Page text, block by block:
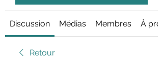
Discussion Médias Membres À
Retour